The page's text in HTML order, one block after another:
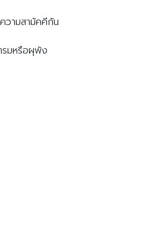
วามสามัคคีกัน
รมหรือผุพัง